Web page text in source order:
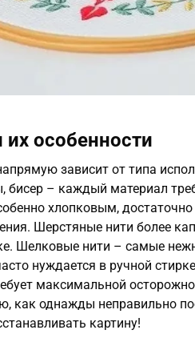
особенности
зависит от типа
бисер – каждый материал
хлопковым, достаточно
Шерстяные нити более
Шелковые нити – самые
нуждается в ручной
максимальной
как однажды неправильно
картину!